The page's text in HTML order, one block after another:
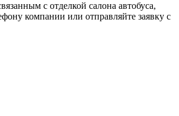
с отделкой салона автобуса,
компании или отправляйте заявку с